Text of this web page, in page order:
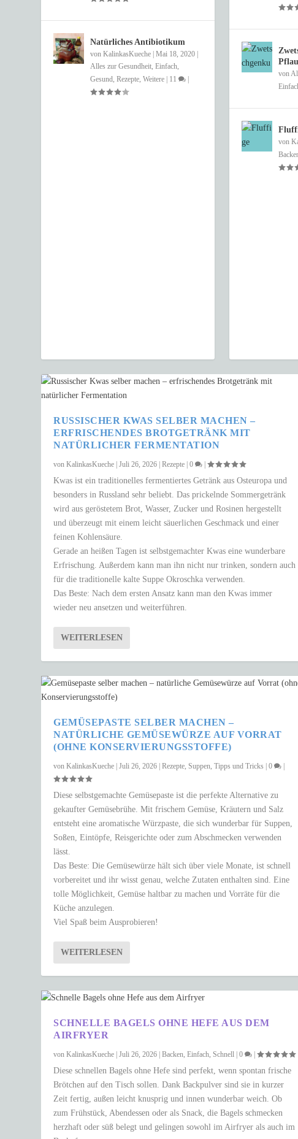
Natürliches Antibiotikum
vonKalinkasKueche |Mai 18, 2020 |
Alles zur Gesundheit ,Einfach
Gesund ,Rezepte ,Weitere | 11 |
von
von
RUSSISCHER KWAS SELBER MACHEN –
ERFRISCHENDES BROTGETRÄNK MIT
NATÜRLICHER FERMENTATION
vonKalinkasKueche |Juli 26, 2026 |Rezepte |0 |
Kwas ist ein traditionelles fermentiertes Getränk aus Osteuropa und
besonders in Russland sehr beliebt. Das prickelnde Sommergetränk
wird aus geröstetem Brot, Wasser, Zucker und Rosinen hergestellt
und überzeugt mit einem leicht säuerlichen Geschmack und einer
feinen Kohlensäure.
Gerade an heißen Tagen ist selbstgemachter Kwas eine wunderbare
Erfrischung. Außerdem kann man ihn nicht nur trinken, sondern auch
für die traditionelle kalte Suppe Okroschka verwenden.
Das Beste: Nach dem ersten Ansatz kann man den Kwas immer
wieder neu ansetzen und weiterführen.
WEITERLESEN
GEMÜSEPASTE SELBER MACHEN –
NATÜRLICHE GEMÜSEWÜRZE AUF VORRAT
(OHNE KONSERVIERUNGSSTOFFE)
vonKalinkasKueche |Juli 26, 2026 |Rezepte ,Suppen ,Tipps und Tricks |0 |
Diese selbstgemachte Gemüsepaste ist die perfekte Alternative zu
gekaufter Gemüsebrühe. Mit frischem Gemüse, Kräutern und Salz
entsteht eine aromatische Würzpaste, die sich wunderbar für Suppen,
Soßen, Eintöpfe, Reisgerichte oder zum Abschmecken verwenden
lässt.
Das Beste: Die Gemüsewürze hält sich über viele Monate, ist schnell
vorbereitet und ihr wisst genau, welche Zutaten enthalten sind. Eine
tolle Möglichkeit, Gemüse haltbar zu machen und Vorräte für die
Küche anzulegen.
Viel Spaß beim Ausprobieren!
WEITERLESEN
SCHNELLE BAGELS OHNE HEFE AUS DEM
AIRFRYER
vonKalinkasKueche |Juli 26, 2026 |Backen ,Einfach ,Schnell |0 |
Diese schnellen Bagels ohne Hefe sind perfekt, wenn spontan frische
Brötchen auf den Tisch sollen. Dank Backpulver sind sie in kurzer
Zeit fertig, außen leicht knusprig und innen wunderbar weich. Ob
zum Frühstück, Abendessen oder als Snack, die Bagels schmecken
herzhaft oder süß belegt und gelingen sowohl im Airfryer als auch im